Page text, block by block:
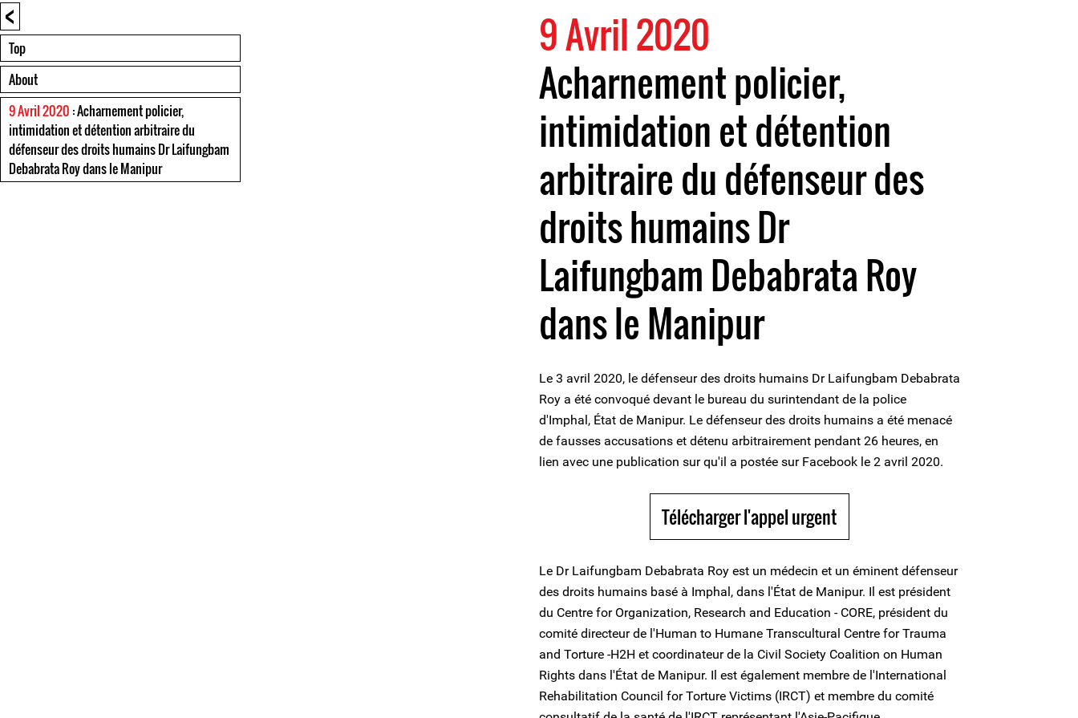
<
Top
About
9 Avril 2020 : Acharnement policier,
intimidation et détention arbitraire du
défenseur des droits humains Dr Laifungbam
Debabrata Roy dans le Manipur
9 Avril 2020
Acharnement policier,
intimidation et détention
arbitraire du défenseur des
droits humains Dr
Laifungbam Debabrata Roy
dans le Manipur
Le 3 avril 2020, le défenseur des droits humains Dr Laifungbam Debabrata
Roy a été convoqué devant le bureau du surintendant de la police
d'Imphal, État de Manipur. Le défenseur des droits humains a été menacé
de fausses accusations et détenu arbitrairement pendant 26 heures, en
lien avec une publication sur qu'il a postée sur Facebook le 2 avril 2020.
Télécharger l'appel urgent
Le Dr Laifungbam Debabrata Roy est un médecin et un éminent défenseur
des droits humains basé à Imphal, dans l'État de Manipur. Il est président
du Centre for Organization, Research and Education - CORE, président du
comité directeur de l'Human to Humane Transcultural Centre for Trauma
and Torture -H2H et coordinateur de la Civil Society Coalition on Human
Rights dans l'État de Manipur. Il est également membre de l'International
Rehabilitation Council for Torture Victims (IRCT) et membre du comité